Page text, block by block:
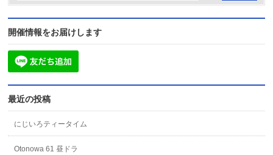
開催情報をお届けします
最近の投稿
にじいろティータイム
Otonowa 61 昼ドラ